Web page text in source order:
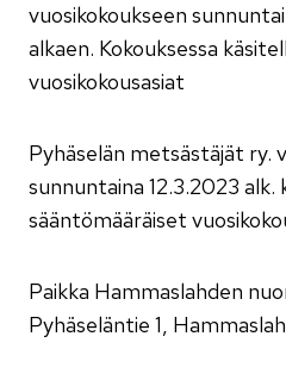
vuosikokoukseen
alkaen. Kokouksessa
vuosikokousasiat
Pyhäselän metsästäjät ry.
sunnuntaina 12.3.2023 alk.
sääntömääräiset
Paikka Hammaslahden
Pyhäseläntie 1,